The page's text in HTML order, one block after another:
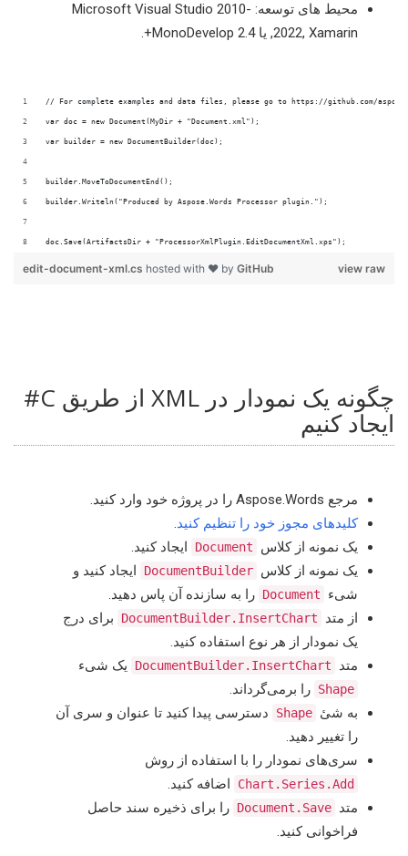
محیط های توسعه: Microsoft Visual Studio 2010-
2022, Xamarin, یا MonoDevelop 2.4+.
doc.Save(ArtifactsDir + "ProcessorXmlPlugin.EditDocumentXml.xps");
view raw
edit-document-xml.cs hosted with ❤ by GitHub
چگونه یک نمودار در XML از طریق C#
ایجاد کنیم
مرجع Aspose.Words را در پروژه خود وارد کنید.
کلیدهای مجوز خود را تنظیم کنید.
یک نمونه از کلاس
Document
ایجاد کنید.
یک نمونه از کلاس DocumentBuilder
ایجاد کنید و
شیء
Document را به سازنده آن پاس دهید.
از متد
DocumentBuilder.InsertChart
برای درج
یک نمودار از هر نوع استفاده کنید.
متد
DocumentBuilder.InsertChart یک شیء
Shape را برمی‌گرداند.
به شیٔ Shape
دسترسی پیدا کنید تا عنوان و سری آن
را تغییر دهید.
سری‌های نمودار را با استفاده از روش
Chart.Series.Add
اضافه کنید.
متد Document.Save را برای ذخیره سند حاصل
فراخوانی کنید.